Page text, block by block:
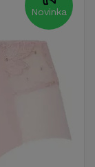
Novinka